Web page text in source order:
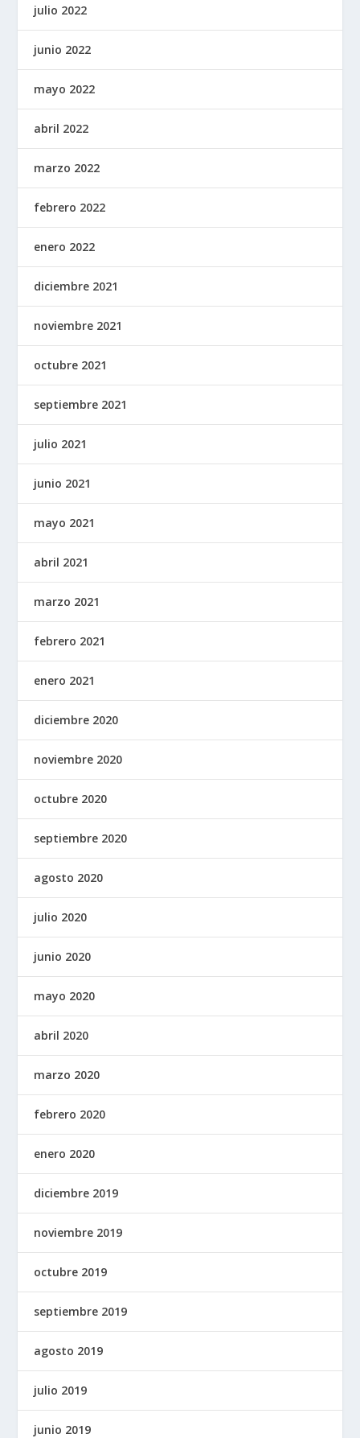
julio 2022
junio 2022
mayo 2022
abril 2022
marzo 2022
febrero 2022
enero 2022
diciembre 2021
noviembre 2021
octubre 2021
septiembre 2021
julio 2021
junio 2021
mayo 2021
abril 2021
marzo 2021
febrero 2021
enero 2021
diciembre 2020
noviembre 2020
octubre 2020
septiembre 2020
agosto 2020
julio 2020
junio 2020
mayo 2020
abril 2020
marzo 2020
febrero 2020
enero 2020
diciembre 2019
noviembre 2019
octubre 2019
septiembre 2019
agosto 2019
julio 2019
junio 2019